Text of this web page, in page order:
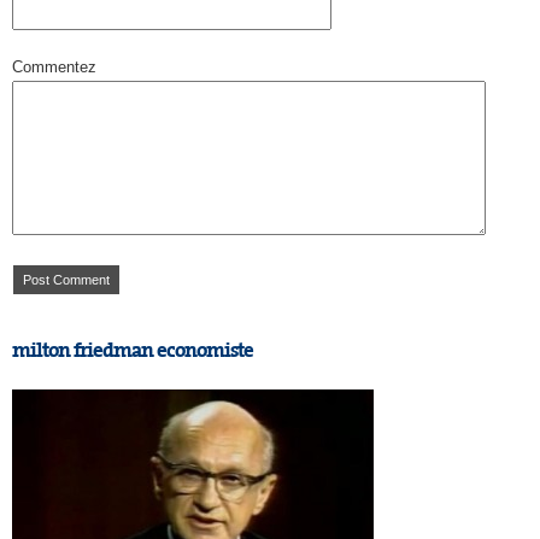
Commentez
milton friedman economiste